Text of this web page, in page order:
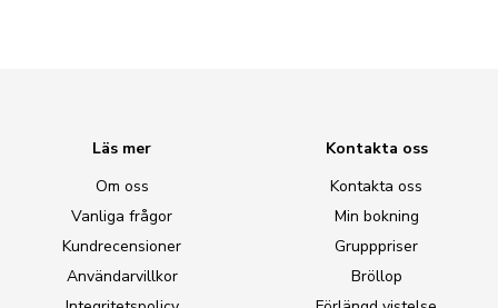
Läs mer
Om oss
Vanliga frågor
Kundrecensioner
Användarvillkor
Kontakta oss
Kontakta oss
Min bokning
Grupppriser
Bröllop